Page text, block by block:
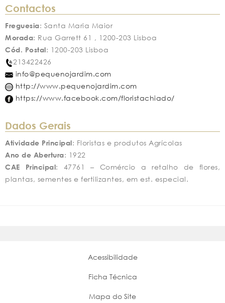
Contactos
Freguesia: Santa Maria Maior
Morada: Rua Garrett 61 , 1200-203 Lisboa
Cód. Postal: 1200-203 Lisboa
213422426
info@pequenojardim.com
http://www.pequenojardim.com
https://www.facebook.com/floristachiado/
Dados Gerais
Atividade Principal: Floristas e produtos Agrícolas
Ano de Abertura: 1922
CAE Principal: 47761 – Comércio a retalho de flores,
plantas, sementes e fertilizantes, em est. especial.
Acessibilidade
Ficha Técnica
Mapa do Site